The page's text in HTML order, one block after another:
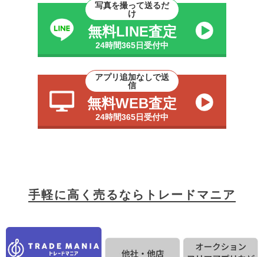
写真を撮って送るだ
け
無料LINE査定
24時間365日受付中
アプリ追加なしで送
信
無料WEB査定
24時間365日受付中
手軽に高く売るならトレードマニア